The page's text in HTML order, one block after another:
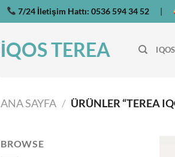
7/24 İletişim Hattı: 0536 594 34 52 |
İQOS TEREA
ANA SAYFA / ÜRÜNLER “TEREA
BROWSE